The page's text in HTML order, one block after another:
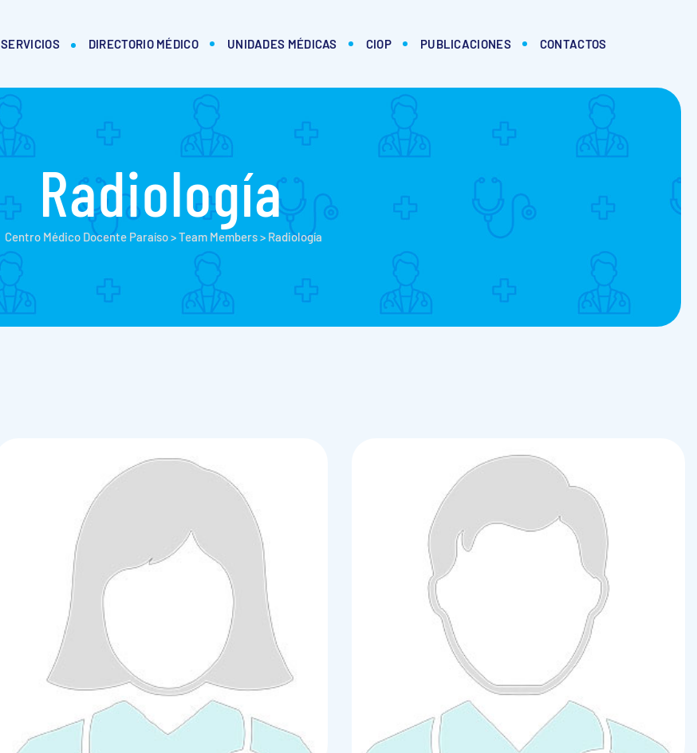
SERVICIOS DIRECTORIO MÉDICO UNIDADES MÉDICAS CIOP PUBLICACIONES CONTACTOS
Radiología
Centro Médico Docente Paraíso>Team Members> Radiología